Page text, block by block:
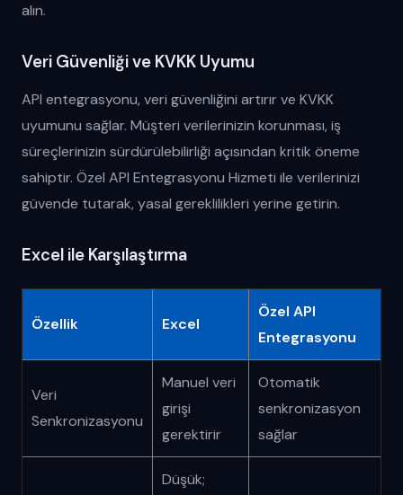
alın.
Veri Güvenliği ve KVKK Uyumu
API entegrasyonu, veri güvenliğini artırır ve KVKK
uyumunu sağlar. Müşteri verilerinizin korunması, iş
süreçlerinizin sürdürülebilirliği açısından kritik öneme
sahiptir. Özel API Entegrasyonu Hizmeti ile verilerinizi
güvende tutarak, yasal gereklilikleri yerine getirin.
Excel ile Karşılaştırma
Özellik Excel
Özel API
Entegrasyonu
Veri
Senkronizasyonu
Manuel veri
girişi
gerektirir
Otomatik
senkronizasyon
sağlar
Düşük;